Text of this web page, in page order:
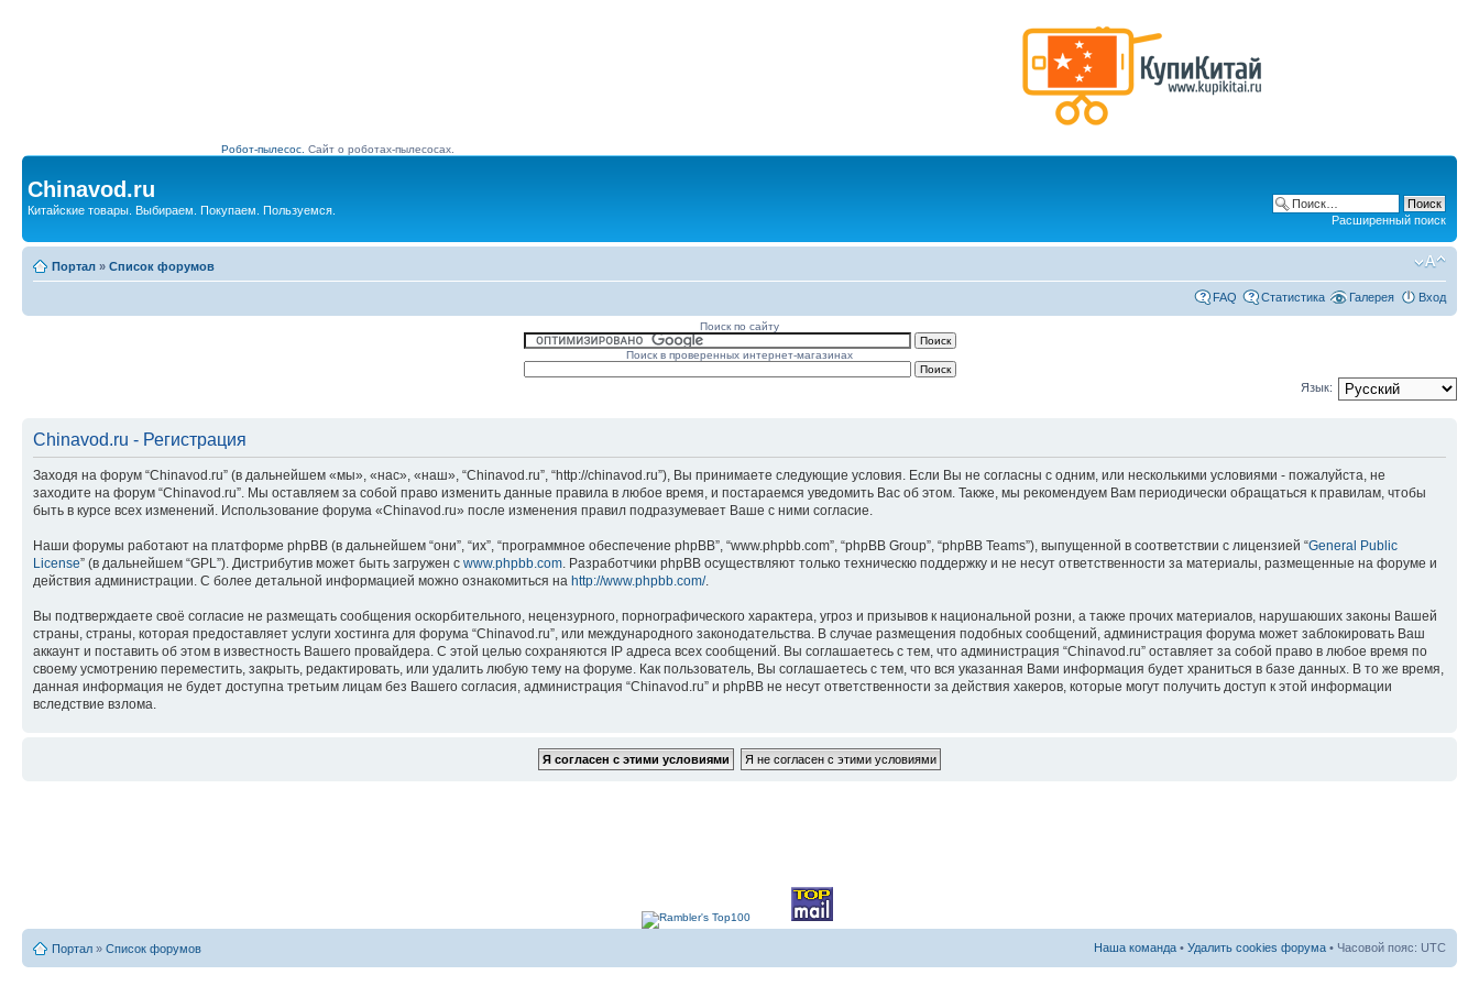
Робот-пылесос. Сайт о роботах-пылесосах.
Chinavod.ru
Китайские товары. Выбираем. Покупаем. Пользуемся.
Расширенный поиск
Портал » Список форумов
FAQ Статистика Галерея Вход
Поиск по сайту
Поиск в проверенных интернет-магазинах
Язык:
Chinavod.ru - Регистрация
Заходя на форум “Chinavod.ru” (в дальнейшем «мы», «нас», «наш», “Chinavod.ru”, “http://chinavod.ru”), Вы принимаете следующие условия. Если Вы не согласны с одним, или несколькими условиями - пожалуйста, не
заходите на форум “Chinavod.ru”. Мы оставляем за собой право изменить данные правила в любое время, и постараемся уведомить Вас об этом. Также, мы рекомендуем Вам периодически обращаться к правилам, чтобы
быть в курсе всех изменений. Использование форума «Chinavod.ru» после изменения правил подразумевает Ваше с ними согласие.
Наши форумы работают на платформе phpBB (в дальнейшем “они”, “их”, “программное обеспечение phpBB”, “www.phpbb.com”, “phpBB Group”, “phpBB Teams”), выпущенной в соответствии с лицензией “General Public
License” (в дальнейшем “GPL”). Дистрибутив может быть загружен с www.phpbb.com. Разработчики phpBB осуществляют только техническю поддержку и не несут ответственности за материалы, размещенные на форуме и
действия администрации. С более детальной информацией можно ознакомиться на http://www.phpbb.com/.
Вы подтверждаете своё согласие не размещать сообщения оскорбительного, нецензурного, порнографического характера, угроз и призывов к национальной розни, а также прочих материалов, нарушаюших законы Вашей
страны, страны, которая предоставляет услуги хостинга для форума “Chinavod.ru”, или международного законодательства. В случае размещения подобных сообщений, администрация форума может заблокировать Ваш
аккаунт и поставить об этом в известность Вашего провайдера. С этой целью сохраняются IP адреса всех сообщений. Вы соглашаетесь с тем, что администрация “Chinavod.ru” оставляет за собой право в любое время по
своему усмотрению переместить, закрыть, редактировать, или удалить любую тему на форуме. Как пользователь, Вы соглашаетесь с тем, что вся указанная Вами информация будет храниться в базе данных. В то же время,
данная информация не будет доступна третьим лицам без Вашего согласия, администрация “Chinavod.ru” и phpBB не несут ответственности за действия хакеров, которые могут получить доступ к этой информации
вследствие взлома.
Портал » Список форумов Наша команда • Удалить cookies форума • Часовой пояс: UTC